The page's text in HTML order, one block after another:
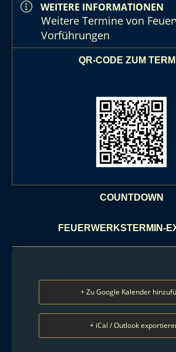
WEITERE INFORMATIONEN
Weitere Termine von
Vorführungen
QR-CODE ZUM
COUNTDOWN
FEUERWERKSTERMIN-
+ Zu Google Kalender
+ iCal / Outlook